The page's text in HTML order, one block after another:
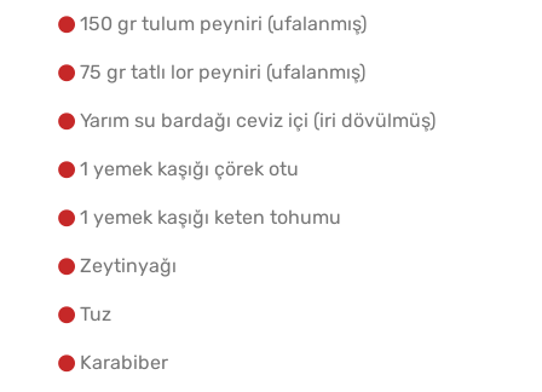
150 gr tulum peyniri (ufalanmış)
75 gr tatlı lor peyniri (ufalanmış)
Yarım su bardağı ceviz içi (iri dövülmüş)
1 yemek kaşığı çörek otu
1 yemek kaşığı keten tohumu
Zeytinyağı
Tuz
Karabiber